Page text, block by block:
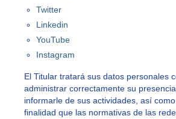
Twitter
Linkedin
YouTube
Instagram
El Titular tratará sus datos personales
administrar correctamente su
informarle de sus actividades, así
finalidad que las normativas de las